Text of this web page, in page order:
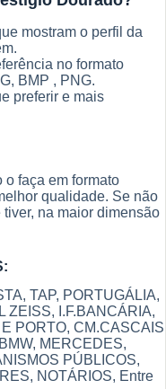
mostram o perfil da
no formato
BMP , PNG.
preferir e mais
faça em formato
qualidade. Se não
na maior dimensão
TAP, PORTUGÁLIA,
ZEISS, I.F.BANCÁRIA,
E PORTO, CM.CASCAIS
MERCEDES,
PÚBLICOS,
NOTÁRIOS, Entre